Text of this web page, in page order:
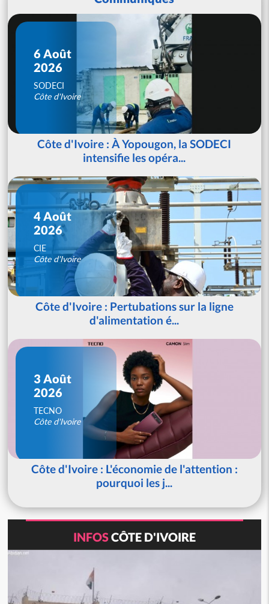
6 Août
2026
SODECI
Côte d'Ivoire
Côte d'Ivoire : À Yopougon, la SODECI
intensifie les opéra...
4 Août
2026
CIE
Côte d'Ivoire
Côte d'Ivoire : Pertubations sur la ligne
d'alimentation é...
3 Août
2026
TECNO
Côte d'Ivoire
Côte d'Ivoire : L'économie de l'attention :
pourquoi les j...
INFOSCÔTE D'IVOIRE